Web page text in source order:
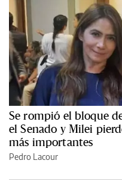
Se rompió el bloque
el Senado y Milei
más importantes
Pedro Lacour